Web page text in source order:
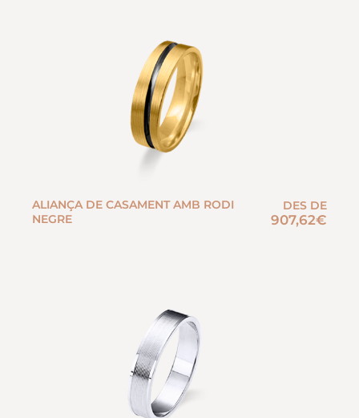
ALIANÇA DE CASAMENT AMB RODI
NEGRE
DES DE
907,62€